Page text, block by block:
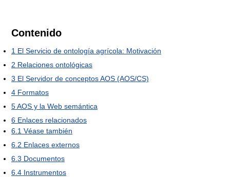
Contenido
1 El Servicio de ontología agrícola: Motivación
2 Relaciones ontológicas
3 El Servidor de conceptos AOS (AOS/CS)
4 Formatos
5AOS y la Web semántica
6 Enlaces relacionados
6.1 Véase también
6.2 Enlaces externos
6.3 Documentos
6.4 Instrumentos